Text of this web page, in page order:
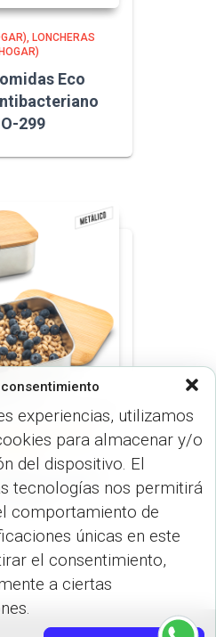
experiencias, utilizamos
para almacenar y/o
del dispositivo. El
tecnologías nos permitirá
comportamiento de
únicas en este
el consentimiento,
a ciertas
LONCHERAS
Eco
299
LONCHERAS
en Acero